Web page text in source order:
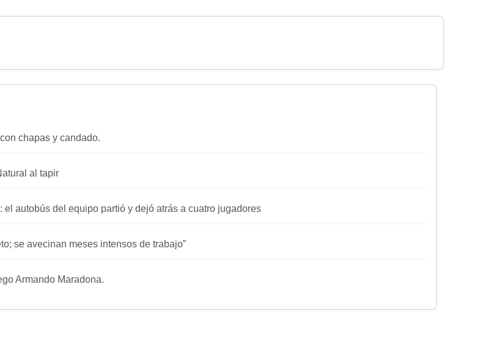
chapas y candado.
al tapir
autobús del equipo partió y dejó atrás a cuatro jugadores
se avecinan meses intensos de trabajo”
Armando Maradona.